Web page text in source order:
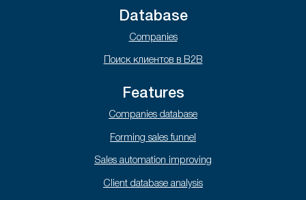
Database
Companies
Поиск клиентов в B2B
Features
Companies database
Forming sales funnel
Sales automation improving
Client database analysis